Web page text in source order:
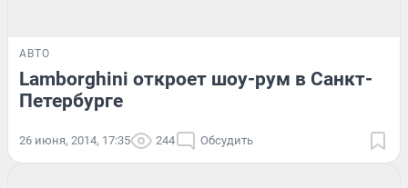
АВТО
Lamborghini откроет шоу-рум в Санкт-
Петербурге
26 июня, 2014, 17:35 244 Обсудить